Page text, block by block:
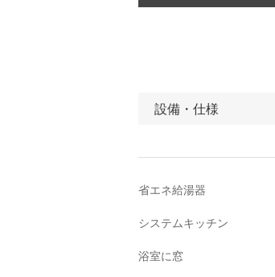
設備・仕様
省エネ給湯器
システムキッチン
浴室に窓